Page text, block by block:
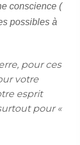
conscience (
possibles à
pour ces
votre
esprit
pour «